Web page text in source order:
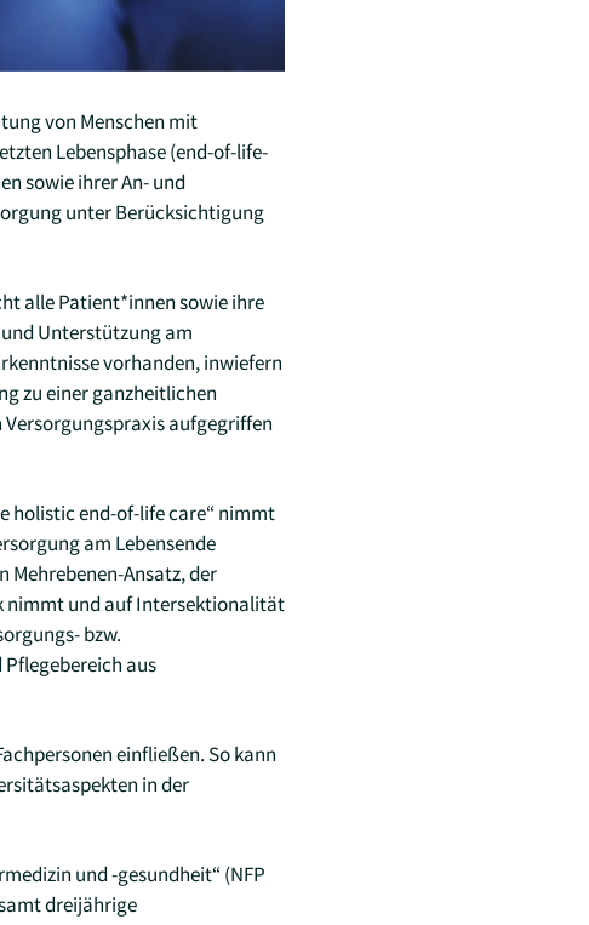
von Menschen mit
Lebensphase (end-of-life-
sowie ihrer An- und
unter Berücksichtigung
alle Patient*innen sowie ihre
Unterstützung am
vorhanden, inwiefern
zu einer ganzheitlichen
aufgegriffen
holistic end-of-life care“ nimmt
am Lebensende
Mehrebenen-Ansatz, der
nimmt und auf Intersektionalität
bzw.
aus
einfließen. So kann
in der
und -gesundheit“ (NFP
dreijährige